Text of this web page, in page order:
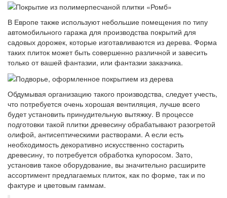
В Европе также используют небольшие помещения по типу
автомобильного гаража для производства покрытий для
садовых дорожек, которые изготавливаются из дерева. Форма
таких плиток может быть совершенно различной и завесить
только от вашей фантазии, или фантазии заказчика.
Обдумывая организацию такого производства, следует учесть,
что потребуется очень хорошая вентиляция, лучше всего
будет установить принудительную вытяжку. В процессе
подготовки такой плитки древесину обрабатывают разогретой
олифой, антисептическими растворами. А если есть
необходимость декоративно искусственно состарить
древесину, то потребуется обработка купоросом. Зато,
установив такое оборудование, вы значительно расширите
ассортимент предлагаемых плиток, как по форме, так и по
фактуре и цветовым гаммам.